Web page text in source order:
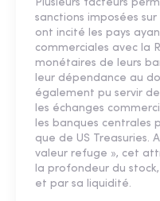
Plusieurs facteurs
sanctions imposées sur
ont incité les pays
commerciales avec la
monétaires de leurs
leur dépendance au
également pu servir
les échanges
les banques centrales
que de US Treasuries.
valeur refuge », cet
la profondeur du
et par sa liquidité.